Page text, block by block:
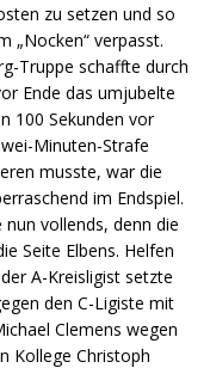
zu setzen und so
„Nocken“ verpasst.
Truppe schaffte durch
Ende das umjubelte
100 Sekunden vor
Minuten-Strafe
musste, war die
im Endspiel.
vollends, denn die
Seite Elbens. Helfen
A-Kreisligist setzte
den C-Ligiste mit
Clemens wegen
Kollege Christoph